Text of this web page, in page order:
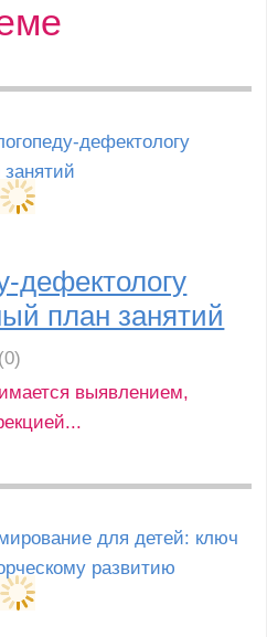
дефектологу
план занятий
выявлением,